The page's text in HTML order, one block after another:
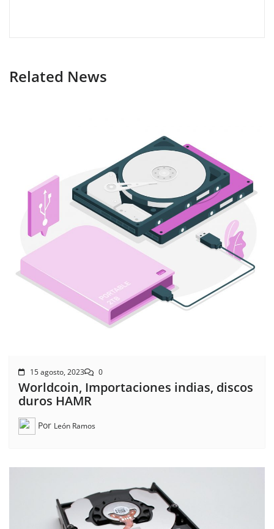
Related News
15 agosto, 2023 0
Worldcoin, Importaciones indias, discos
duros HAMR
Por León Ramos